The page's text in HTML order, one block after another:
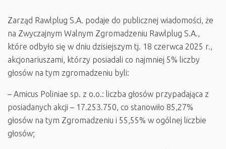
Zarząd Rawlplug S.A. podaje do publicznej wiadomości, że
na Zwyczajnym Walnym Zgromadzeniu Rawlplug S.A.,
które odbyło się w dniu dzisiejszym tj. 18 czerwca 2025 r.,
akcjonariuszami, którzy posiadali co najmniej 5% liczby
głosów na tym zgromadzeniu byli:
– Amicus Poliniae sp. z o.o.: liczba głosów przypadająca z
posiadanych akcji – 17.253.750, co stanowiło 85,27%
głosów na tym Zgromadzeniu i 55,55% w ogólnej liczbie
głosów;